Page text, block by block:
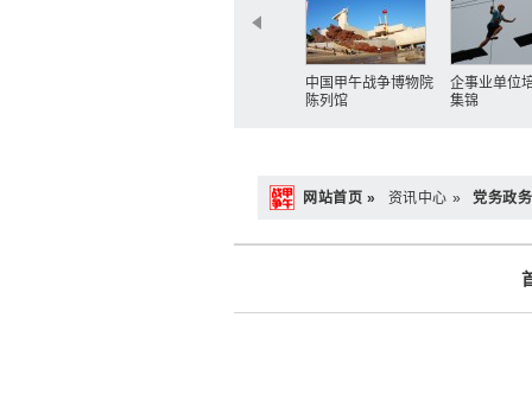
中国甲午战争博物院
陈列馆
企事业单位
集锦
网站首页 » 资讯中心 » 党务政